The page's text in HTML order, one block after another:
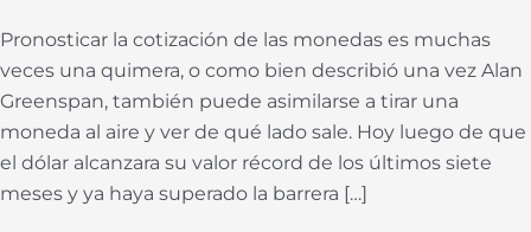
Pronosticar la cotización de las monedas es muchas
veces una quimera, o como bien describió una vez Alan
Greenspan, también puede asimilarse a tirar una
moneda al aire y ver de qué lado sale. Hoy luego de que
el dólar alcanzara su valor récord de los últimos siete
meses y ya haya superado la barrera […]